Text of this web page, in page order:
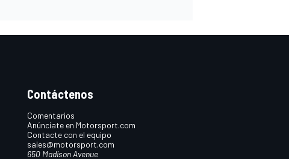
Contáctenos
Comentarios
Anúnciate en Motorsport.com
Contacte con el equipo
sales@motorsport.com
650 Madison Avenue